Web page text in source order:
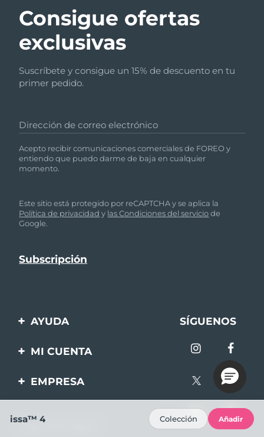
Consigue ofertas
exclusivas
Suscríbete y consigue un 15% de descuento en tu
primer pedido.
Dirección de correo electrónico
Acepto recibir comunicaciones comerciales de FOREO y
entiendo que puedo darme de baja en cualquier
momento.
Este sitio está protegido por reCAPTCHA y se aplica la
Política de privacidad y las Condiciones del serviciode
Google.
AYUDA
Contáctanos
SÍGUENOS
MI CUENTA
Registro de productos
Ayuda
EMPRESA
Pago 100% seguro
issa™ 4 Colección Añadir